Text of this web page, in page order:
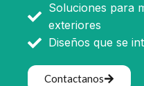
Soluciones para
exteriores
Diseños que se
Contactanos